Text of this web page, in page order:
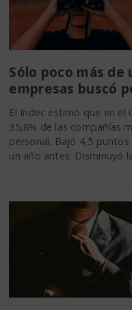
Sólo poco más de
empresas buscó
El Indec estimó que en
35,8% de las compañías
personal. Bajó 4,5
un año antes. Disminuyó